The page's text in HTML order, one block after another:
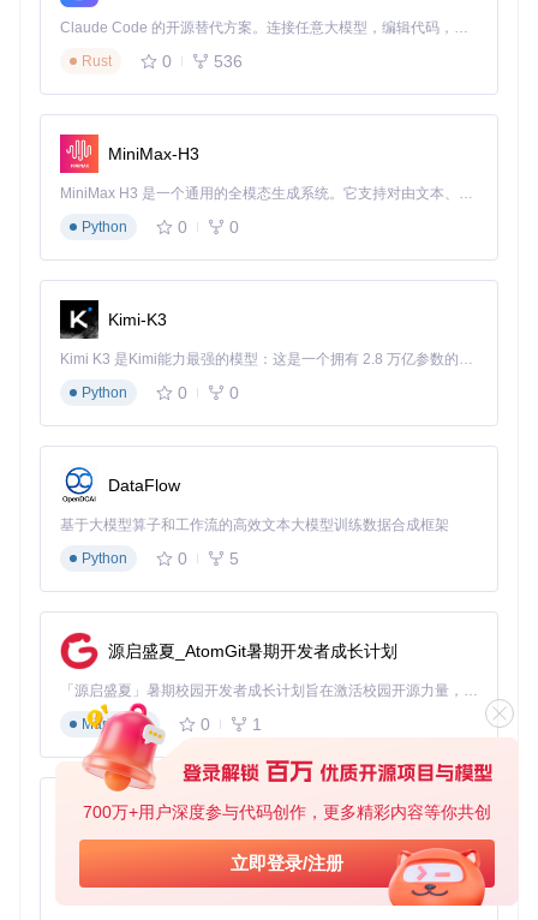
700万+用户深度参与代码创作，更多精彩内容等你共创
立即登录/注册
cOS 12+
🔧 安装步骤：
克隆项目仓库：git clone https://gitcode.com/Gi
tHub_Trending/su/Sunshine
根据操作系统执行对应安装脚本：
Windows：运行
e/install-service.bat
安装
macOS：使用scripts/macos_build.sh编译后拖拽
至应用程序文件夹
🌐 初始配置： 访问Web控制台（默认地址https://localhost:47
990），首次登录需创建管理员账户。系统会自动检测硬件配
置并推荐优化参数。
设备专项配置
家庭服务器方案
对于家庭环境，建议将游戏服务器与路由器通过有线连接，并
配置QoS优先级确保游戏流量优先传输。在配置界面的"网
络"选项卡中，启用"低延迟模式"可将缓冲区大小从默认的150
云服务器部署
在云服务器（如AWS EC2 g4dn实例）部署时，需注意：
选择搭载T4/V100显卡的实例类型
配置弹性公网IP并开放47984-48000端口范围
使用跳板机建立SSH隧道确保传输安全
推荐采用"云服务器+本地客户端"的混合架构，将计算任务
放在云端，输入输出在本地处理
场景拓展：从个人到家庭的游戏体验升级
多设备游戏同步
Claude Code 的开源替代方案。连接任意大模型，编辑代码，运行命令，自动验证 — 全自动执行。用 Rust 构建，极致性能。 ｜ An open-source alternative to Claude Code. Connect any LLM, edit code, run commands, and verify changes — autonomously. Built in Rust for speed. Get Started
Rust
0 536
MiniMax-H3
MiniMax H3 是一个通用的全模态生成系统。它支持对由文本、图像、视频和音频组成的多模态上下文进行统一理解，并能生成分辨率高达 2K、时长可达 15 秒的带原生立体声音频的视频。得益于面向任务泛化的系统设计，H3 在预训练阶段就已具备广泛的多模态上下文理解与生成能力，能够出色地执行复杂的多模态指令。
Python
0 0
Kimi-K3
Kimi K3 是Kimi能力最强的模型：这是一个拥有 2.8 万亿参数的混合专家（MoE）模型，具备原生视觉理解能力，并支持 100 万 token 的上下文窗口。
Python
0 0
DataFlow
基于大模型算子和工作流的高效文本大模型训练数据合成框架
Python
0 5
源启盛夏_AtomGit暑期开发者成长计划
「源启盛夏」暑期校园开发者成长计划旨在激活校园开源力量，通过积分激励、认证扶持、资源倾斜等形式，引导高校组织和开发者完成「入驻 — 建项目 — 做贡献 — 获认证 — 得资源」的完整闭环。无论你是想带领社团入驻平台的组织者，还是希望用代码贡献证明自己的开发者，都能在这里找到属于你的成长路径。
Markdown
0 1
py-xiaozhi
基于Python的Xiaozhi AI，适用于想要完整Xiaozhi体验而无需拥有专用硬件的用户。
Python
0 1